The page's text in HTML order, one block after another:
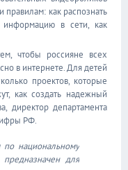
как распознать
информацию в сети, как
чтобы россияне всех
в интернете. Для детей
проектов, которые
как создать надежный
директор департамента
РФ.
по национальному
для